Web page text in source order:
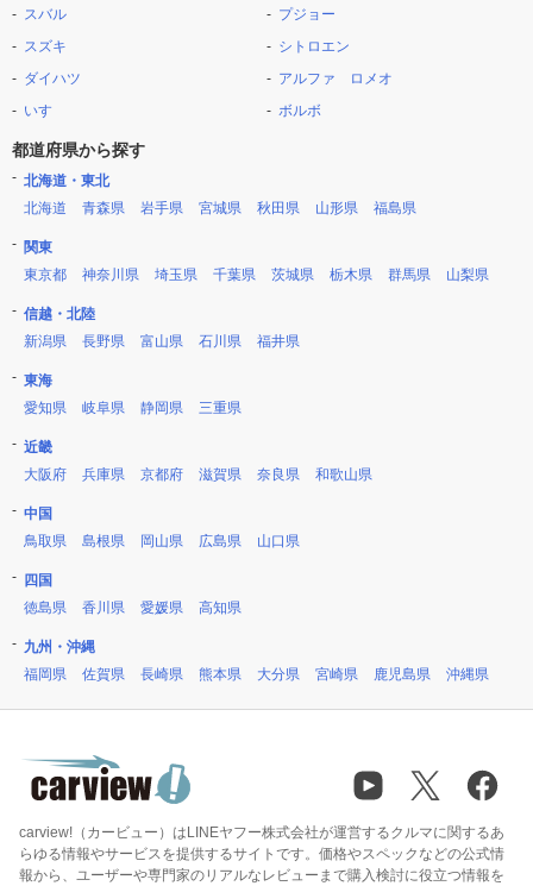
スバル
スズキ
ダイハツ
いすゞ
プジョー
シトロエン
アルファ ロメオ
ボルボ
都道府県から探す
北海道・東北
北海道
青森県 岩手県 宮城県 秋田県 山形県 福島県
関東
東京都
神奈川県 埼玉県 千葉県 茨城県 栃木県 群馬県 山梨県
信越・北陸
新潟県
長野県 富山県 石川県 福井県
東海
愛知県
岐阜県 静岡県 三重県
近畿
大阪府
兵庫県 京都府 滋賀県 奈良県 和歌山県
中国
鳥取県
島根県 岡山県 広島県 山口県
四国
徳島県
香川県 愛媛県 高知県
九州・沖縄
福岡県
佐賀県 長崎県 熊本県 大分県 宮崎県 鹿児島県 沖縄県
carview!（カービュー）はLINEヤフー株式会社が運営するクルマに関するあ
らゆる情報やサービスを提供するサイトです。価格やスペックなどの公式情
報から、ユーザーや専門家のリアルなレビューまで購入検討に役立つ情報を